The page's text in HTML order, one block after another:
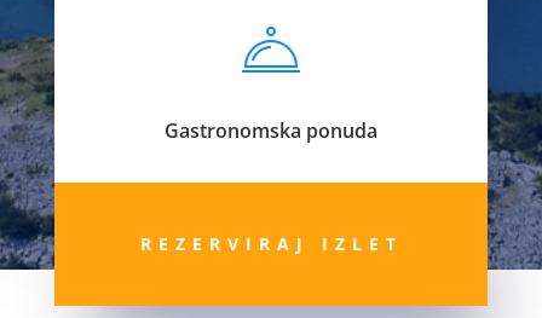
Gastronomska ponuda
REZERVIRAJ IZLET